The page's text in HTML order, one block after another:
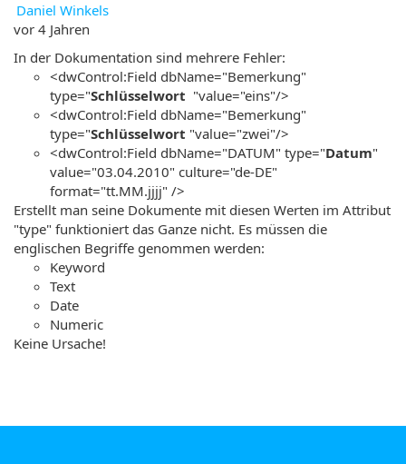
Daniel Winkels
vor 4 Jahren
In der Dokumentation sind mehrere Fehler:
<dwControl:Field dbName="Bemerkung"
type="Schlüsselwort "value="eins"/>
<dwControl:Field dbName="Bemerkung"
type="Schlüsselwort "value="zwei"/>
<dwControl:Field dbName="DATUM" type="Datum"
value="03.04.2010" culture="de-DE"
format="tt.MM.jjjj" />
Erstellt man seine Dokumente mit diesen Werten im Attribut
"type" funktioniert das Ganze nicht. Es müssen die
englischen Begriffe genommen werden:
Keyword
Text
Date
Numeric
Keine Ursache!